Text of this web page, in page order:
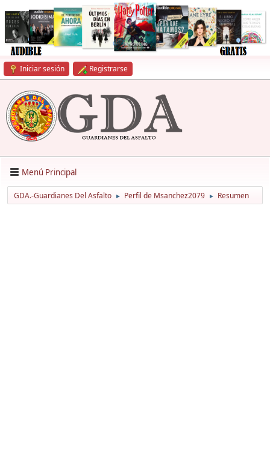
Iniciar sesión Registrarse
Menú Principal
GDA.-Guardianes Del Asfalto ► Perfil de Msanchez2079 ► Resumen